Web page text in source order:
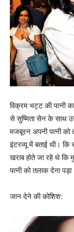
विक्रम भट्ट की पत्नी
से सुष्मिता सेन के साथ
मजबूरन अपनी पत्नी
इंटरव्यू में बताई थी। कि
खराब होते जा रहे थे कि
पत्नी को तलाक देना
जान देने की कोशिश: